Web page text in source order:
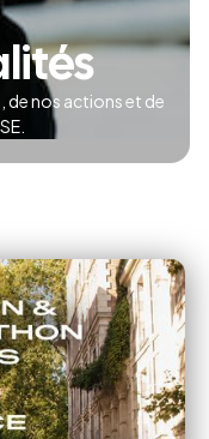
de nos actions et de